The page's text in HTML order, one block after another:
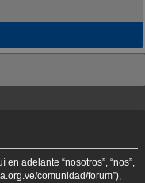
en adelante “nosotros”, “nos”,
comunidad/forum”),